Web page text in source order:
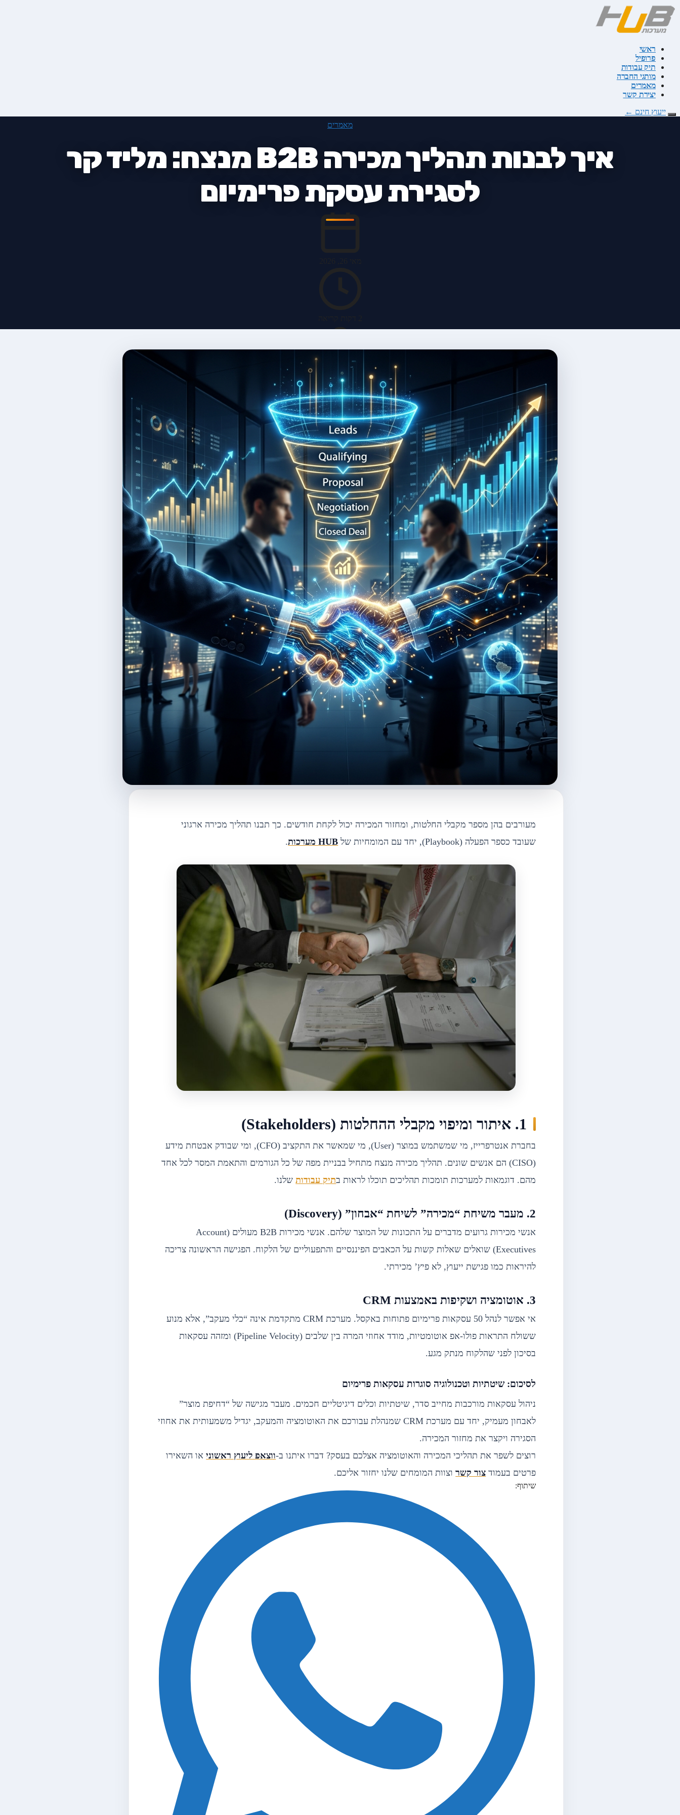
דלג
לתוכן
ראשי
פרופיל
תיק עבודות
מותגי החברה
מאמרים
יצירת קשר
ייעוץ חינם ←
מאמרים
איך לבנות תהליך מכירה B2B מנצח: מליד קר
לסגירת עסקת פרימיום
האב מערכות
מעורבים בהן מספר מקבלי החלטות, ומחזור המכירה יכול לקחת חודשים. כך תבנו תהליך מכירה ארגוני
שעובד כספר הפעלה (Playbook), יחד עם המומחיות של
HUB מערכות .
1. איתור ומיפוי מקבלי ההחלטות (Stakeholders)
בחברת אנטרפרייז, מי שמשתמש במוצר (User), מי שמאשר את התקציב (CFO), ומי שבודק אבטחת מידע
(CISO) הם אנשים שונים. תהליך מכירה מנצח מתחיל בבניית מפה של כל הגורמים והתאמת המסר לכל אחד
מהם. דוגמאות למערכות תומכות תהליכים תוכלו לראות בתיק עבודותשלנו.
2. מעבר משיחת “מכירה” לשיחת “אבחון” (Discovery)
אנשי מכירות גרועים מדברים על התכונות של המוצר שלהם. אנשי מכירות B2B מעולים (Account
Executives) שואלים שאלות קשות על הכאבים הפיננסיים והתפעוליים של הלקוח. הפגישה הראשונה צריכה
להיראות כמו פגישת ייעוץ, לא פיץ’ מכירתי.
3. אוטומציה ושקיפות באמצעות CRM
אי אפשר לנהל 50 עסקאות פרימיום פתוחות באקסל. מערכת CRM מתקדמת אינה “כלי מעקב”, אלא מנוע
ששולח התראות פולו-אפ אוטומטיות, מודד אחוזי המרה בין שלבים (Pipeline Velocity) ומזהה עסקאות
בסיכון לפני שהלקוח מנתק מגע.
לסיכום: שיטתיות וטכנולוגיה סוגרות עסקאות פרימיום
ניהול עסקאות מורכבות מחייב סדר, שיטתיות וכלים דיגיטליים חכמים. מעבר מגישה של “דחיפת מוצר”
לאבחון מעמיק, יחד עם מערכת CRM שמנהלת עבורכם את האוטומציה והמעקב, יגדיל משמעותית את אחוזי
הסגירה ויקצר את מחזור המכירה.
רוצים לשפר את תהליכי המכירה והאוטומציה אצלכם בעסק? דברו איתנו ב-ווצאפ ליעוץ ראשוניאו השאירו
פרטים בעמוד צור קשרוצוות המומחים שלנו יחזור אליכם.
שיתוף: